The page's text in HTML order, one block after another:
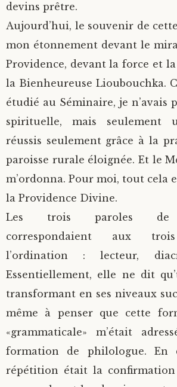
devins prêtre.
Aujourd’hui, le souvenir de
mon étonnement devant le
Providence, devant la force et
la Bienheureuse Lioubouchka.
étudié au Séminaire, je n’avais
spirituelle, mais seulement
réussis seulement grâce à la
paroisse rurale éloignée. Et le
m’ordonna. Pour moi, tout cela
la Providence Divine.
Les trois paroles de
correspondaient aux
l’ordination : lecteur,
Essentiellement, elle ne dit
transformant en ses niveaux
même à penser que cette
«grammaticale» m’était
formation de philologue.
répétition était la